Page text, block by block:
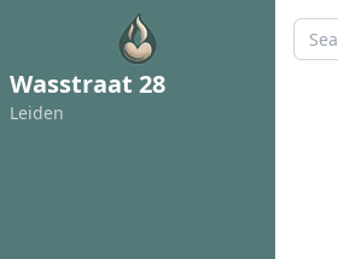
Wasstraat 28
Leiden